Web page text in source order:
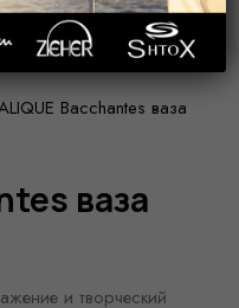
Bacchantes ваза
и творческий